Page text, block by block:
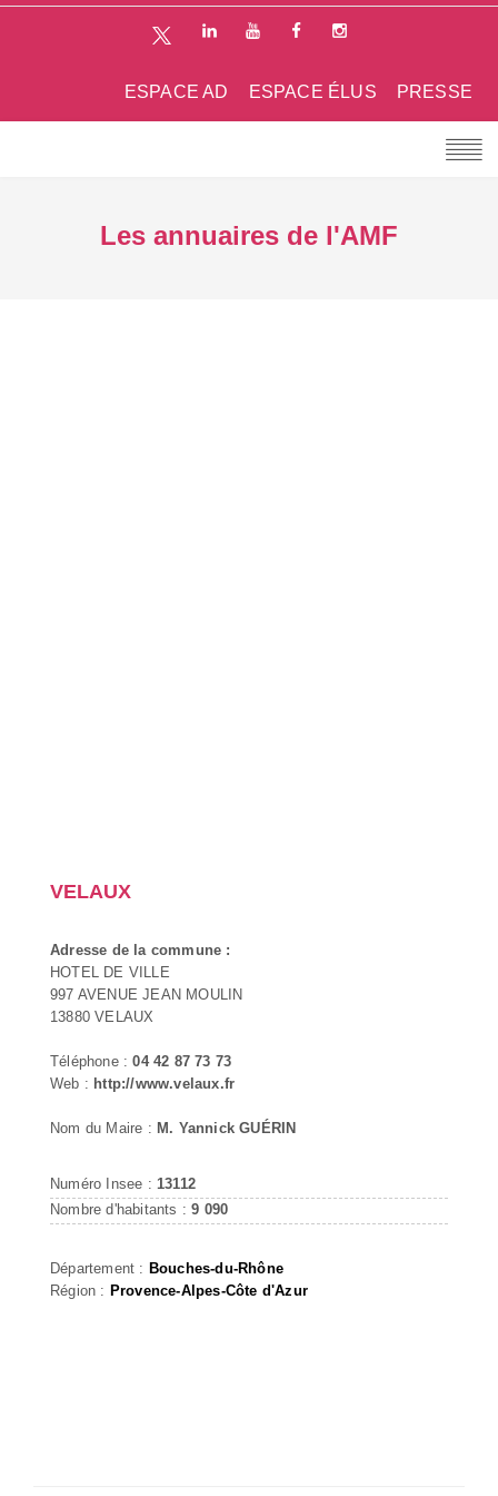
PRESSE
ESPACE ÉLUS
ESPACE AD
Les annuaires de l'AMF
VELAUX
Adresse de la commune :
HOTEL DE VILLE
997 AVENUE JEAN MOULIN
13880 VELAUX
Téléphone :04 42 87 73 73
Web : http://www.velaux.fr
Nom du Maire : M. Yannick GUÉRIN
Numéro Insee : 13112
Nombre d'habitants :9 090
Département : Bouches-du-Rhône
Région : Provence-Alpes-Côte d'Azur